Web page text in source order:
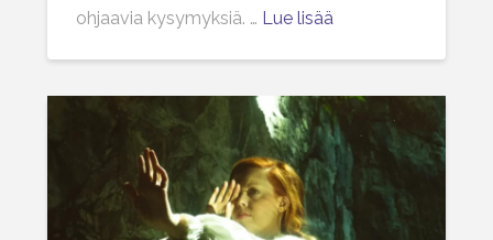
ohjaavia kysymyksiä. … Lue lisää